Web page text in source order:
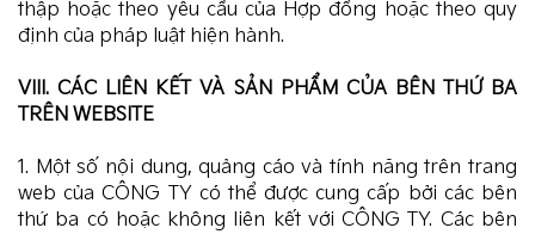
thập hoặc theo yêu cầu của Hợp đồng hoặc theo quy
định của pháp luật hiện hành.
VIII. CÁC LIÊN KẾT VÀ SẢN PHẨM CỦA BÊN THỨ BA
TRÊN WEBSITE
1. Một số nội dung, quảng cáo và tính năng trên trang
web của CÔNG TY có thể được cung cấp bởi các bên
thứ ba có hoặc không liên kết với CÔNG TY. Các bên